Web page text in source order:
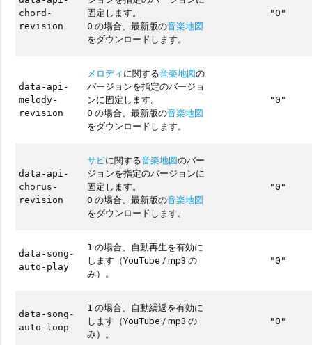
chord-
revision
固定します。
0 の場合、最新版の音楽地図
をダウンロードします。
"0"
data-api-
melody-
revision
メロディに関する音楽地図の
バージョンを指定のバージョ
ンに固定します。
0 の場合、最新版の音楽地図
をダウンロードします。
"0"
data-api-
chorus-
revision
サビに関する音楽地図のバー
ジョンを指定のバージョンに
固定します。
0 の場合、最新版の音楽地図
をダウンロードします。
"0"
data-song-
auto-play
1 の場合、自動再生を有効に
します（YouTube / mp3 の
み）。
"0"
data-song-
auto-loop
1 の場合、自動繰返を有効に
します（YouTube / mp3 の
み）。
"0"